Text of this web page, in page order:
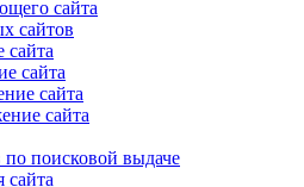
сайта
сайтов
сайта
сайта
сайта
поисковой выдаче